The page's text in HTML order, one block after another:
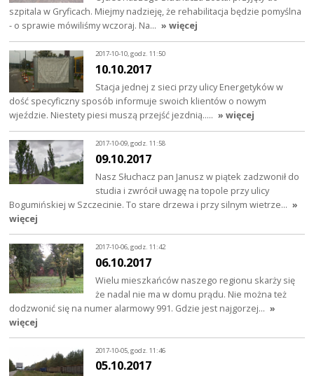
szpitala w Gryficach. Miejmy nadzieję, że rehabilitacja będzie pomyślna
- o sprawie mówiliśmy wczoraj. Na… » więcej
2017-10-10, godz. 11:50
10.10.2017
Stacja jednej z sieci przy ulicy Energetyków w
dość specyficzny sposób informuje swoich klientów o nowym
wjeździe. Niestety piesi muszą przejść jezdnią..… » więcej
2017-10-09, godz. 11:58
09.10.2017
Nasz Słuchacz pan Janusz w piątek zadzwonił do
studia i zwrócił uwagę na topole przy ulicy
Bogumińskiej w Szczecinie. To stare drzewa i przy silnym wietrze… »
więcej
2017-10-06, godz. 11:42
06.10.2017
Wielu mieszkańców naszego regionu skarży się
że nadal nie ma w domu prądu. Nie można też
dodzwonić się na numer alarmowy 991. Gdzie jest najgorzej… »
więcej
2017-10-05, godz. 11:46
05.10.2017